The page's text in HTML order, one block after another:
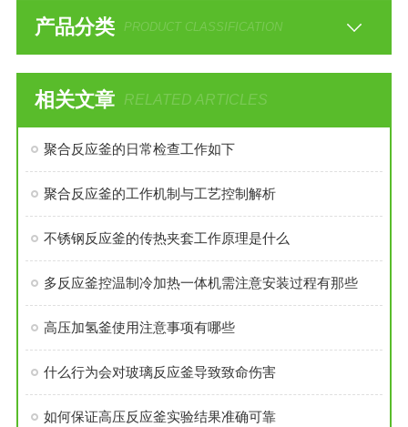
产品分类 PRODUCT CLASSIFICATION
相关文章 RELATED ARTICLES
聚合反应釜的日常检查工作如下
聚合反应釜的工作机制与工艺控制解析
不锈钢反应釜的传热夹套工作原理是什么
多反应釜控温制冷加热一体机需注意安装过程有那些
高压加氢釜使用注意事项有哪些
什么行为会对玻璃反应釜导致致命伤害
如何保证高压反应釜实验结果准确可靠